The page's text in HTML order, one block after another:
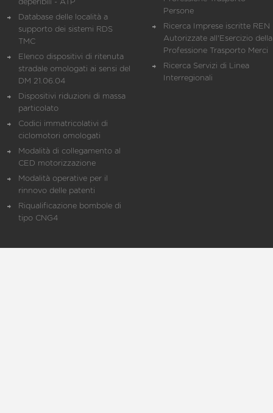
deperibili - ATP
Database delle località a
supporto dei sistemi RDS
TMC
Elenco dispositivi di ritenuta
stradale omologati ai sensi del
DM 21.06.04
Dispositivi riduzioni di massa
particolato
Codici immatricolativi di
ciclomotori omologati
Modalità di collegamento al
CED motorizzazione
Modalità operative per il
rinnovo delle patenti
Riqualificazione bombole di
tipo CNG4
Persone
Ricerca Imprese iscritte REN
Autorizzate all'Esercizio della
Professione Trasporto Merci
Ricerca Servizi di Linea
Interregionali